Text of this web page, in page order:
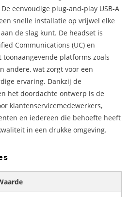
eenvoudige plug-and-play USB-A
snelle installatie op vrijwel elke
de slag kunt. De headset is
Communications (UC) en
platforms zoals
andere, wat zorgt voor een
ervaring. Dankzij de
het doordachte ontwerp is de
klantenservicemedewerkers,
en iedereen die behoefte heeft
in een drukke omgeving.